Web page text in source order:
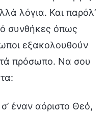
λόγια. Και παρόλ’
συνθήκες όπως
εξακολουθούν
πρόσωπο. Να σου
έναν αόριστο Θεό,